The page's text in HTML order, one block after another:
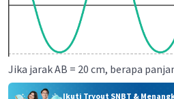
Jika jarak AB = 20 cm, berapa
Ikuti Tryout SNBT &